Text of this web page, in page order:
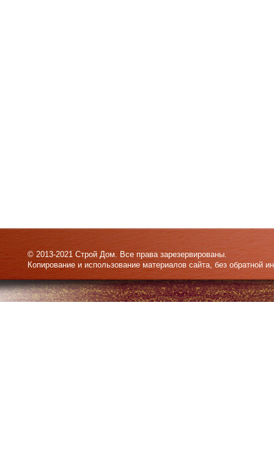
© 2013-2021 Строй Дом. Все права зарезервированы.
Копирование и использование материалов сайта, без обратной